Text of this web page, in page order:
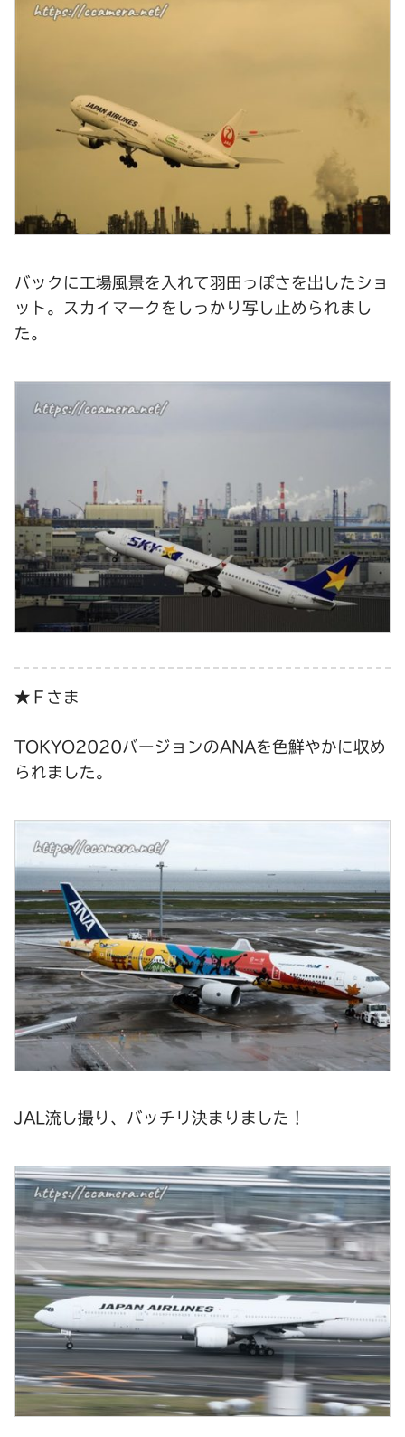
バックに工場風景を入れて羽田っぽさを出したショ
ット。スカイマークをしっかり写し止められまし
た。
★Ｆさま
TOKYO2020バージョンのANAを色鮮やかに収め
られました。
JAL流し撮り、バッチリ決まりました！